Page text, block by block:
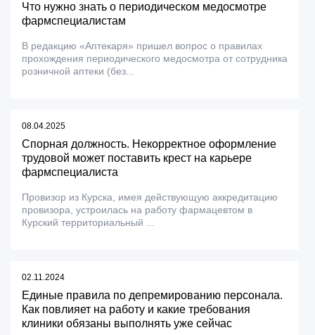
Что нужно знать о периодическом медосмотре
фармспециалистам
В редакцию «Аптекаря» пришел вопрос о правилах
прохождения периодического медосмотра от сотрудника
розничной аптеки (без...
08.04.2025
Спорная должность. Некорректное оформление
трудовой может поставить крест на карьере
фармспециалиста
Провизор из Курска, имея действующую аккредитацию
провизора, устроилась на работу фармацевтом в
Курский территориальный ...
02.11.2024
Единые правила по депремированию персонала.
Как повлияет на работу и какие требования
клиники обязаны выполнять уже сейчас